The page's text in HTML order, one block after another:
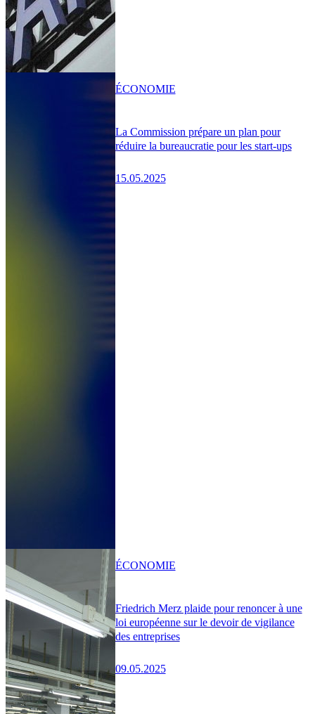
La Commission prépare un plan pour
réduire la bureaucratie pour les start-ups
15.05.2025
ÉCONOMIE
Friedrich Merz plaide pour renoncer à une
loi européenne sur le devoir de vigilance
des entreprises
09.05.2025
ÉCONOMIE